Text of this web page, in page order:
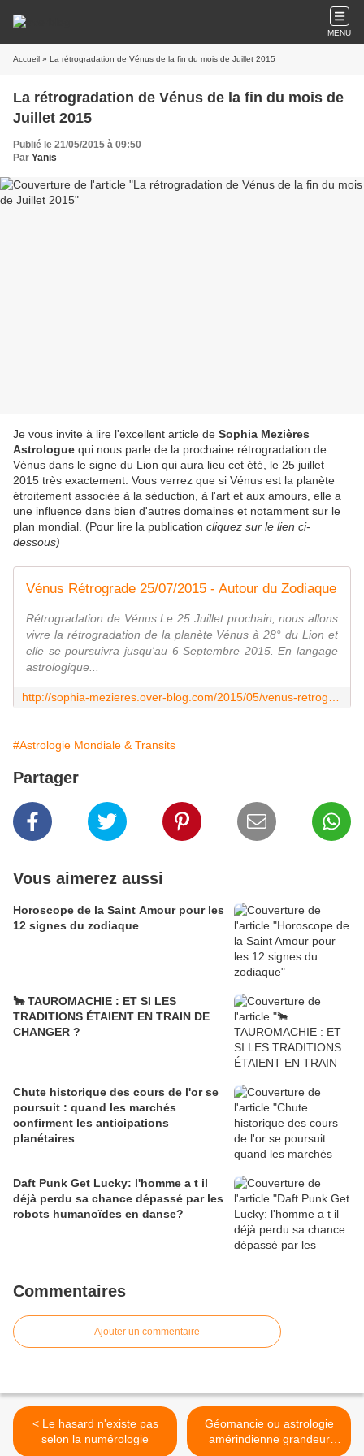
MENU
Accueil » La rétrogradation de Vénus de la fin du mois de Juillet 2015
La rétrogradation de Vénus de la fin du mois de
Juillet 2015
Publié le 21/05/2015 à 09:50
Par Yanis
Je vous invite à lire l'excellent article de Sophia Mezières
Astrologue qui nous parle de la prochaine rétrogradation de
Vénus dans le signe du Lion qui aura lieu cet été, le 25 juillet
2015 très exactement. Vous verrez que si Vénus est la planète
étroitement associée à la séduction, à l'art et aux amours, elle a
une influence dans bien d'autres domaines et notamment sur le
plan mondial. (Pour lire la publication cliquez sur le lien ci-
dessous)
Vénus Rétrograde 25/07/2015 - Autour du Zodiaque
Rétrogradation de Vénus Le 25 Juillet prochain, nous allons
vivre la rétrogradation de la planète Vénus à 28° du Lion et
elle se poursuivra jusqu'au 6 Septembre 2015. En langage
astrologique...
#Astrologie Mondiale & Transits
Partager
Vous aimerez aussi
Horoscope de la Saint Amour pour les
12 signes du zodiaque
🐂 TAUROMACHIE : ET SI LES
TRADITIONS ÉTAIENT EN TRAIN DE
CHANGER ?
Chute historique des cours de l'or se
poursuit : quand les marchés
confirment les anticipations
planétaires
Daft Punk Get Lucky: l'homme a t il
déjà perdu sa chance dépassé par les
robots humanoïdes en danse?
Commentaires
Ajouter un commentaire
< Le hasard n'existe pas
selon la numérologie
Géomancie ou astrologie
amérindienne grandeur